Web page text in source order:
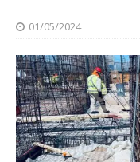
01/05/2024